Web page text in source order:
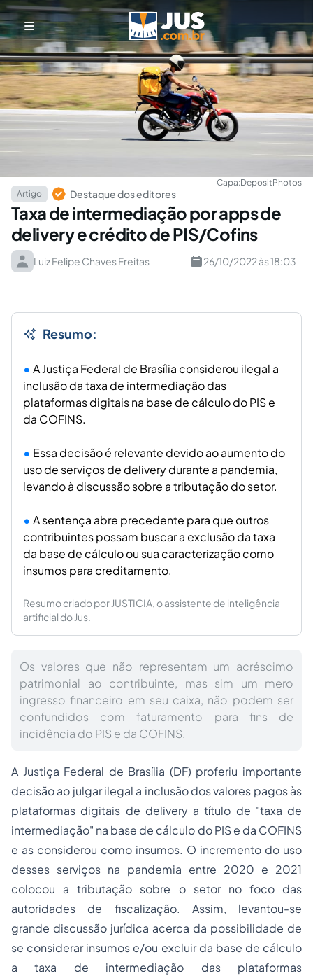
Capa:DepositPhotos
Artigo
Destaque dos editores
Taxa de intermediação por apps de
delivery e crédito de PIS/Cofins
Luiz Felipe Chaves Freitas 26/10/2022 às 18:03
Resumo:
A Justiça Federal de Brasília considerou ilegal a
inclusão da taxa de intermediação das
plataformas digitais na base de cálculo do PIS e
da COFINS.
Essa decisão é relevante devido ao aumento do
uso de serviços de delivery durante a pandemia,
levando à discussão sobre a tributação do setor.
A sentença abre precedente para que outros
contribuintes possam buscar a exclusão da taxa
da base de cálculo ou sua caracterização como
insumos para creditamento.
Resumo criado por JUSTICIA, o assistente de inteligência
artificial do Jus.
Os valores que não representam um acréscimo
patrimonial ao contribuinte, mas sim um mero
ingresso financeiro em seu caixa, não podem ser
confundidos com faturamento para fins de
incidência do PIS e da COFINS.
A Justiça Federal de Brasília (DF) proferiu importante
decisão ao julgar ilegal a inclusão dos valores pagos às
plataformas digitais de delivery a título de "taxa de
intermediação" na base de cálculo do PIS e da COFINS
e as considerou como insumos. O incremento do uso
desses serviços na pandemia entre 2020 e 2021
colocou a tributação sobre o setor no foco das
autoridades de fiscalização. Assim, levantou-se
grande discussão jurídica acerca da possibilidade de
se considerar insumos e/ou excluir da base de cálculo
a taxa de intermediação das plataformas